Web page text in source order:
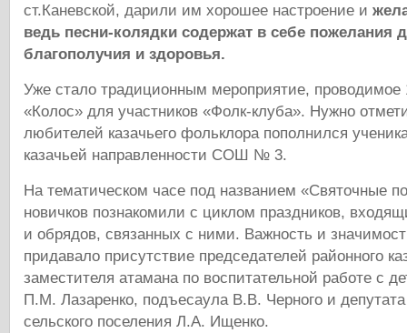
ст.Каневской, дарили им хорошее настроение и
ведь песни-колядки содержат в себе пожелания
благополучия и здоровья.
Уже стало традиционным мероприятие, проводимое
«Колос» для участников «Фолк-клуба». Нужно
любителей казачьего фольклора пополнился
казачьей направленности СОШ № 3.
На тематическом часе под названием «Святочные
новичков познакомили с циклом праздников,
и обрядов, связанных с ними. Важность и
придавало присутствие председателей районного
заместителя атамана по воспитательной работе с
П.М. Лазаренко, подъесаула В.В. Черного и депутата
сельского поселения Л.А. Ищенко.